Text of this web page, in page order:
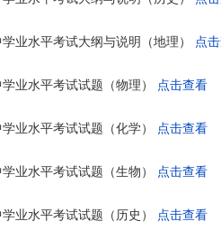
水平考试大纲与说明（地理） 点
水平考试试题（物理） 点击查看
水平考试试题（化学） 点击查看
水平考试试题（生物） 点击查看
水平考试试题（历史） 点击查看